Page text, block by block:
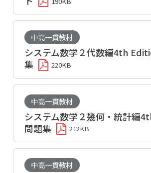
中高一貫教材
システム数学２代数編4th
集
220KB
中高一貫教材
システム数学２幾何・統計編
問題集
212KB
中高一貫教材